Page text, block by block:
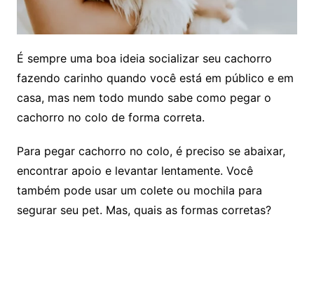
É sempre uma boa ideia socializar seu cachorro
fazendo carinho quando você está em público e em
casa, mas nem todo mundo sabe como pegar o
cachorro no colo de forma correta.
Para pegar cachorro no colo, é preciso se abaixar,
encontrar apoio e levantar lentamente. Você
também pode usar um colete ou mochila para
segurar seu pet. Mas, quais as formas corretas?